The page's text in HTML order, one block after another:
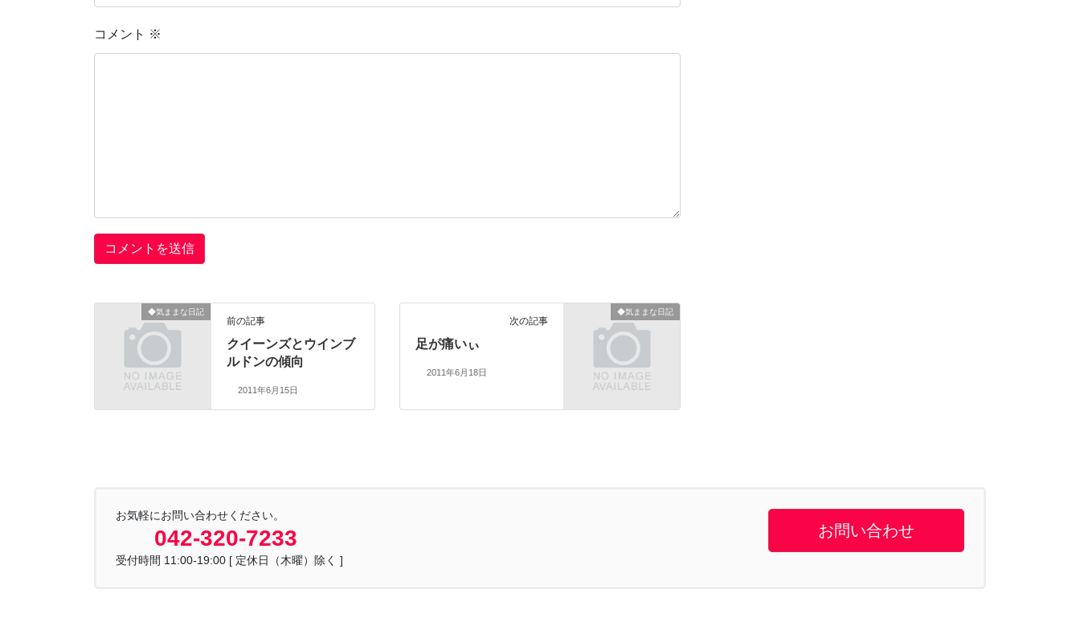
コメント ※
◆気ままな日記
前の記事
クイーンズとウインブ
ルドンの傾向
2011年6月15日
◆気ままな日記
次の記事
足が痛いぃ
2011年6月18日
お気軽にお問い合わせください。
042-320-7233
受付時間 11:00-19:00 [ 定休日（木曜）除く ]
お問い合わせ